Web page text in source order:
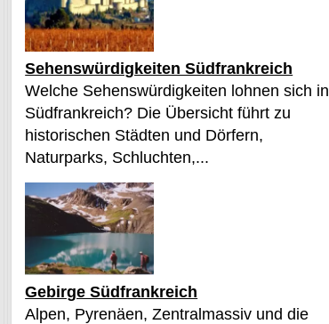
Sehenswürdigkeiten Südfrankreich
Welche Sehenswürdigkeiten lohnen sich in
Südfrankreich? Die Übersicht führt zu
historischen Städten und Dörfern,
Naturparks, Schluchten,...
Gebirge Südfrankreich
Alpen, Pyrenäen, Zentralmassiv und die